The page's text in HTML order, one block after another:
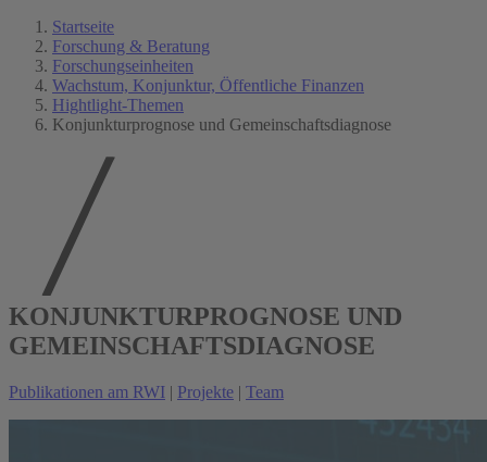
Startseite
Forschung & Beratung
Forschungseinheiten
Wachstum, Konjunktur, Öffentliche Finanzen
Hightlight-Themen
Konjunkturprognose und Gemeinschaftsdiagnose
KONJUNKTURPROGNOSE UND
GEMEINSCHAFTSDIAGNOSE
Publikationen am RWI | Projekte | Team